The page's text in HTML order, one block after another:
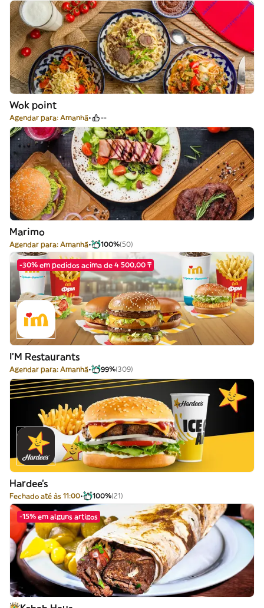
Wok point
Agendar para: Amanhã --
Marimo
Agendar para: Amanhã 100%(50)
-30% em pedidos acima de 4 500,00 ₸
I'M Restaurants
Agendar para: Amanhã 99%(309)
Hardee's
Fechado até às 11:00 100%(21)
-15% em alguns artigos